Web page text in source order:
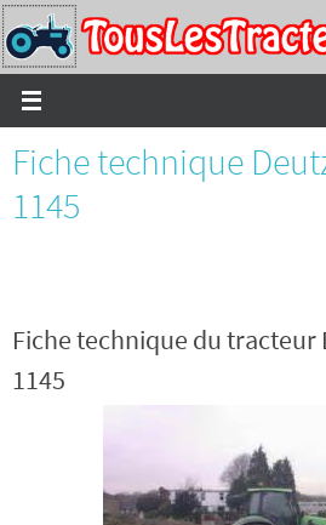
Passer
vers
le
contenu
Fiche technique
1145
Fiche technique du tracteur
1145